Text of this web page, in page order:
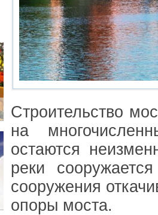
Строительство
на
остаются
реки
сооружения
опоры моста.